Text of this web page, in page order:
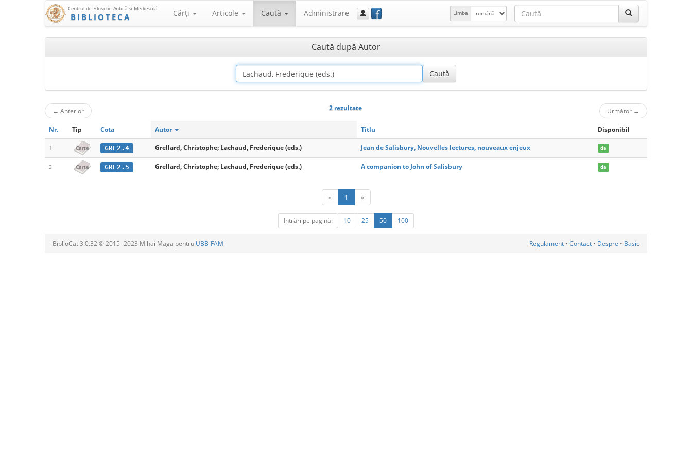
Centrul de Filosofie Antică şi Medievală
BIBLIOTECA Cărţi Articole Caută Administrare f Limba
Caută după Autor
← Anterior 2 rezultate Următor →
Nr. Tip Cota Autor Titlu Disponibil
1 Carte GRE2.4 Grellard, Christophe; Lachaud, Frederique (eds.) Jean de Salisbury, Nouvelles lectures, nouveaux enjeux da
2 Carte GRE2.5 Grellard, Christophe; Lachaud, Frederique (eds.) A companion to John of Salisbury da
« 1 »
Intrări pe pagină: 10 25 50 100
BiblioCat 3.0.32 © 2015‒2023 Mihai Maga pentru UBB-FAM Regulament • Contact • Despre • Basic